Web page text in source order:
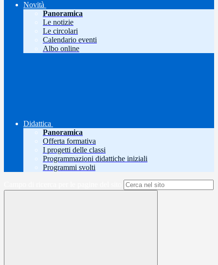
Novità
Panoramica
Le notizie
Le circolari
Calendario eventi
Albo online
Didattica
Panoramica
Offerta formativa
I progetti delle classi
Programmazioni didattiche iniziali
Programmi svolti